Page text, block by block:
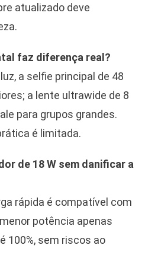
atualizado deve
faz diferença real?
a selfie principal de 48
a lente ultrawide de 8
para grupos grandes.
é limitada.
de 18 W sem danificar a
rápida é compatível com
potência apenas
100%, sem riscos ao